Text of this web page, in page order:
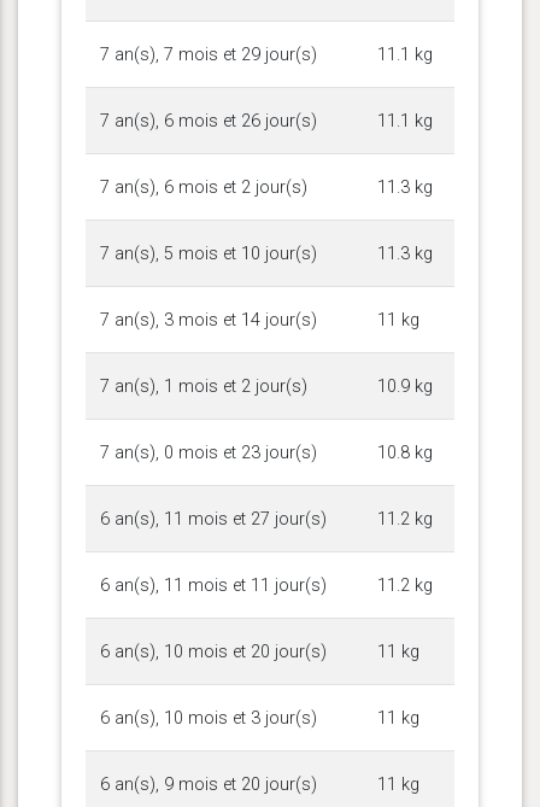
7 an(s), 7 mois et 29 jour(s) 11.1 kg
7 an(s), 6 mois et 26 jour(s) 11.1 kg
7 an(s), 6 mois et 2 jour(s) 11.3 kg
7 an(s), 5 mois et 10 jour(s) 11.3 kg
7 an(s), 3 mois et 14 jour(s) 11 kg
7 an(s), 1 mois et 2 jour(s) 10.9 kg
7 an(s), 0 mois et 23 jour(s) 10.8 kg
6 an(s), 11 mois et 27 jour(s) 11.2 kg
6 an(s), 11 mois et 11 jour(s) 11.2 kg
6 an(s), 10 mois et 20 jour(s) 11 kg
6 an(s), 10 mois et 3 jour(s) 11 kg
6 an(s), 9 mois et 20 jour(s) 11 kg